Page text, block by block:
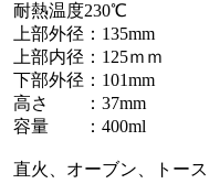
耐熱温度230℃
上部外径：135mm
上部内径：125ｍｍ
下部外径：101mm
高さ ：37mm
容量 ：400ml
直火、オーブン、トー